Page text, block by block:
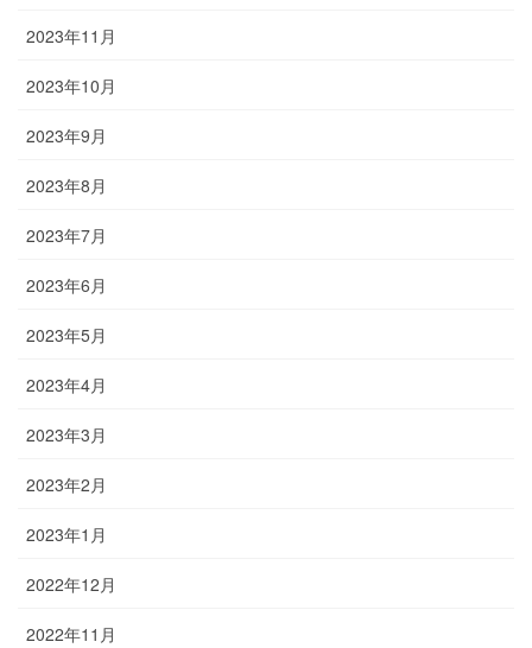
2023年11月
2023年10月
2023年9月
2023年8月
2023年7月
2023年6月
2023年5月
2023年4月
2023年3月
2023年2月
2023年1月
2022年12月
2022年11月